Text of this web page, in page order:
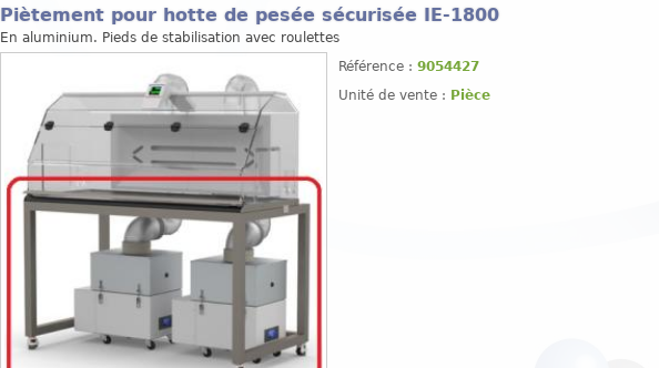
Piètement pour hotte de pesée sécurisée IE-1800
En aluminium. Pieds de stabilisation avec roulettes
Référence : 9054427
Unité de vente : Pièce